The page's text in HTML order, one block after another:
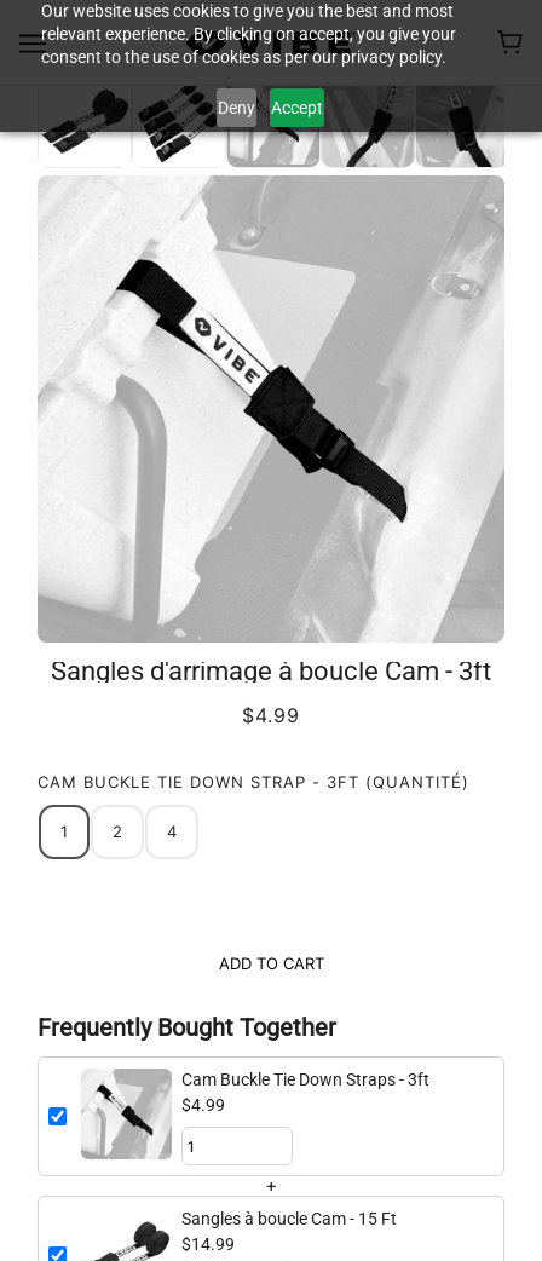
Our website uses cookies to give you the best and most
relevant experience. By clicking on accept, you give your
consent to the use of cookies as per our privacy policy.
Deny Accept
Sangles d'arrimage à boucle Cam - 3ft
$4.99
CAM BUCKLE TIE DOWN STRAP - 3FT (QUANTITÉ)
1 2 4
ADD TO CART
Frequently Bought Together
Cam Buckle Tie Down Straps - 3ft
$4.99
+
Sangles à boucle Cam - 15 Ft
$14.99